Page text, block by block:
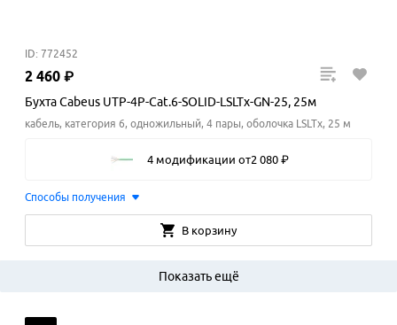
ID: 772452
2 460 ₽
Бухта Cabeus UTP-4P-Cat.6-SOLID-LSLTx-GN-25, 25м
кабель, категория 6, одножильный, 4 пары, оболочка LSLTx, 25 м
4 модификации от2 080 ₽
Способы получения
В корзину
Показать ещё